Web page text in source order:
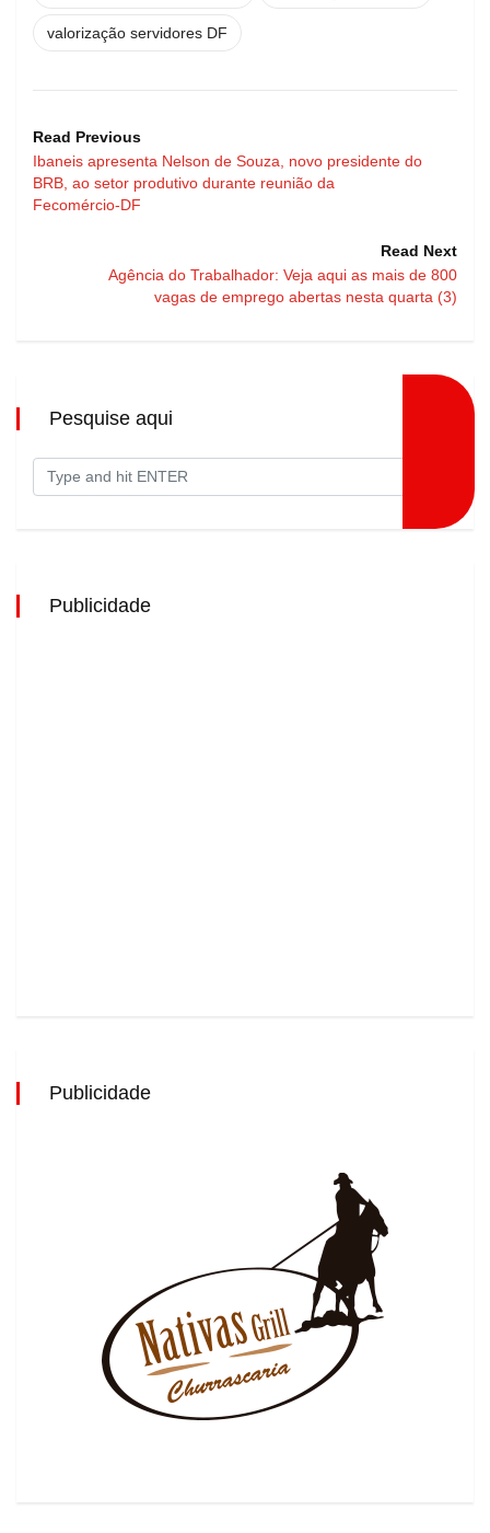
valorização servidores DF
Read Previous
Ibaneis apresenta Nelson de Souza, novo presidente do
BRB, ao setor produtivo durante reunião da
Fecomércio-DF
Read Next
Agência do Trabalhador: Veja aqui as mais de 800
vagas de emprego abertas nesta quarta (3)
Pesquise aqui
Publicidade
Publicidade